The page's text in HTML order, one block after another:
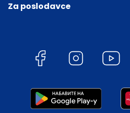
Za poslodavce